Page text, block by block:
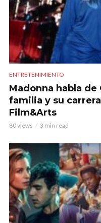
ENTRETENIMIENTO
Madonna habla de
familia y su
Film&Arts
80 views 3 min read